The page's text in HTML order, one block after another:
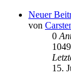
Neuer
von
0
1049
15.